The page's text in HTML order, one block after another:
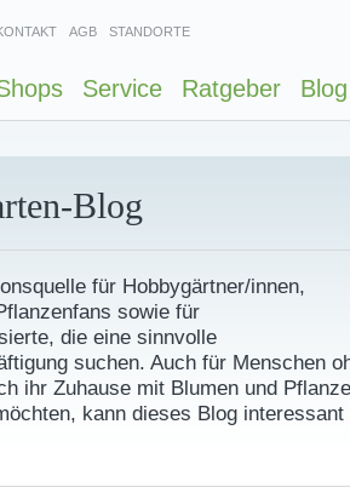
AGB STANDORTE
Service Ratgeber Blog
Blog
für Hobbygärtner/innen,
sowie für
die eine sinnvolle
suchen. Auch für Menschen
ihr Zuhause mit Blumen und
kann dieses Blog interessant